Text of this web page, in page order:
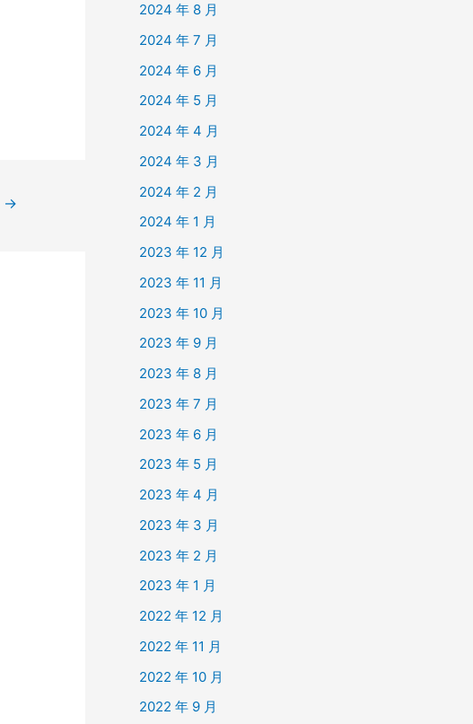
→
2024 年 8 月
2024 年 7 月
2024 年 6 月
2024 年 5 月
2024 年 4 月
2024 年 3 月
2024 年 2 月
2024 年 1 月
2023 年 12 月
2023 年 11 月
2023 年 10 月
2023 年 9 月
2023 年 8 月
2023 年 7 月
2023 年 6 月
2023 年 5 月
2023 年 4 月
2023 年 3 月
2023 年 2 月
2023 年 1 月
2022 年 12 月
2022 年 11 月
2022 年 10 月
2022 年 9 月